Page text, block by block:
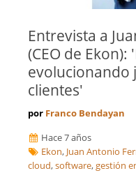
Entrevista a
(CEO de Ekon):
evolucionando
clientes'
por Franco Bendayan
Hace 7 años
Ekon, Juan Antonio
cloud,software,gestión